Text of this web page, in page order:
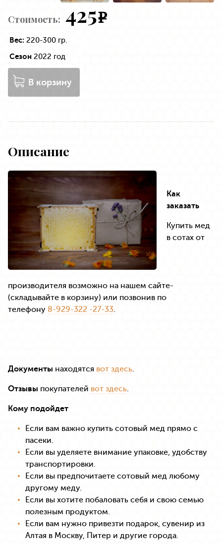
Стоимость: 425e
Вес: 220-300 гр.
Сезон 2022 год
В корзину
Описание
Как
заказать
Купить мед
в сотах от
производителя возможно на нашем сайте-
(складывайте в корзину) или позвонив по
телефону 8-929-322 -27-33.
Документы находятся вот здесь.
Отзывы покупателей вот здесь.
Кому подойдет
Если вам важно купить сотовый мед прямо с
пасеки.
Если вы уделяете внимание упаковке, удобству
транспортировки.
Если вы предпочитаете сотовый мед любому
другому меду.
Если вы хотите побаловать себя и свою семью
полезным продуктом.
Если вам нужно привезти подарок, сувенир из
Алтая в Москву, Питер и другие города.